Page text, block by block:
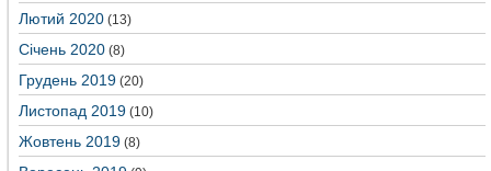
Лютий 2020 (13)
Січень 2020 (8)
Грудень 2019 (20)
Листопад 2019 (10)
Жовтень 2019 (8)